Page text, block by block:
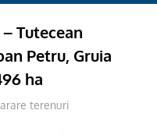
Tutecean
Petru, Gruia
ha
terenuri